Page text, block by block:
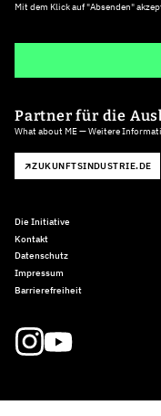
Mit dem Klick auf "Absenden"
Partner für die
What about ME — Weitere
ZUKUNFTSINDUSTRIE.DE
Die Initiative
Kontakt
Datenschutz
Impressum
Barrierefreiheit